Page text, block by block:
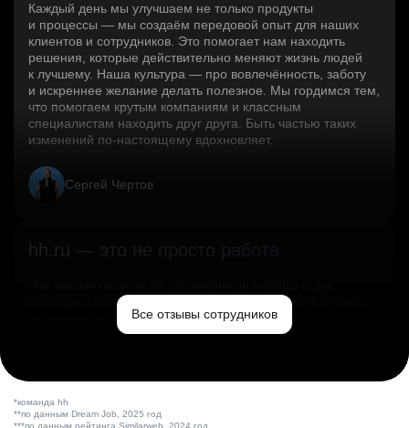
Каждый день мы улучшаем не только продукты
и процессы — мы создаём передовой опыт для наших
клиентов и сотрудников. Это помогает нам находить
решения, которые действительно меняют жизнь людей
к лучшему. Наша культура — про вовлечённость, заботу
и искреннее желание делать полезное. Мы гордимся тем,
что помогаем крутым компаниям и классным
специалистам находить друг друга. Быть частью таких
изменений по‑настоящему вдохновляет.
Сергей Чертов
hh.ru — это не просто работа
свободы. Мы помогаем миру и создаём лучший сервис
по поиску работы в стране.Все отзывы сотрудников
*команда hh
**по данным Dream Job, 2025 год
***по данным рейтинга Similarweb, 2024 год